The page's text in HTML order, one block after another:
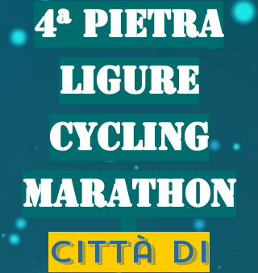
4ª PiETRA
LIGURE
Cycling
marathon
Città di